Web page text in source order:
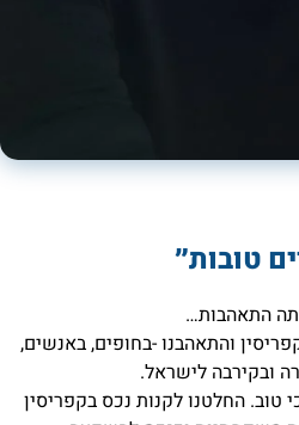
טובות״
התאהבות…
והתאהבנו -בחופים, באנשים,
ובקירבה לישראל.
טוב. החלטנו לקנות נכס בקפריסין